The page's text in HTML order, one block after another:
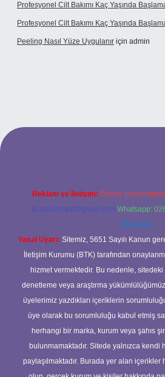
Profesyonel Cilt Bakımı Kaç Yaşında
Profesyonel Cilt Bakımı Kaç Yaşında
Peeling Nasıl Yüze Uygulanır için admin
Reklam ve İletişim: E-mail:
forumhizmeti@gmail.com Whatsapp:
@karabul
Yasal Uyarı: Sitemiz, 5651 Sayılı Kanun
İletişim Kurumu (BTK) tarafından
hizmet vermektedir. Bu nedenle,
denetleme veya araştırma
üyelerimiz yazdıkları içeriklerin
üye olarak bu sorumluluğu kabul etmiş
herhangi bir marka, kurum veya şahıs
bulunmamaktadır. Sitede yalnızca kendi
paylaşılmaktadır. Burada yer alan içerikler